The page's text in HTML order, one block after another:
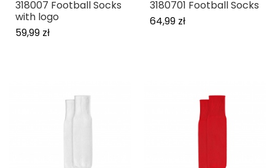
318007 Football Socks
with logo
59,99 zł
3180701 Football Socks
64,99 zł